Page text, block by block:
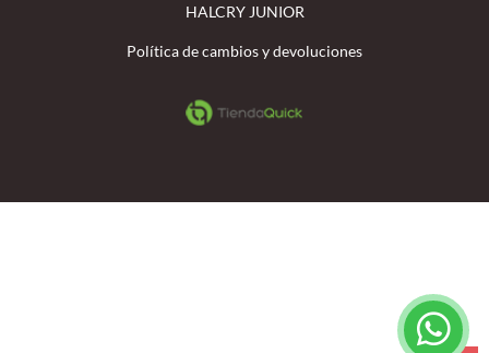
HALCRY JUNIOR
Política de cambios y devoluciones